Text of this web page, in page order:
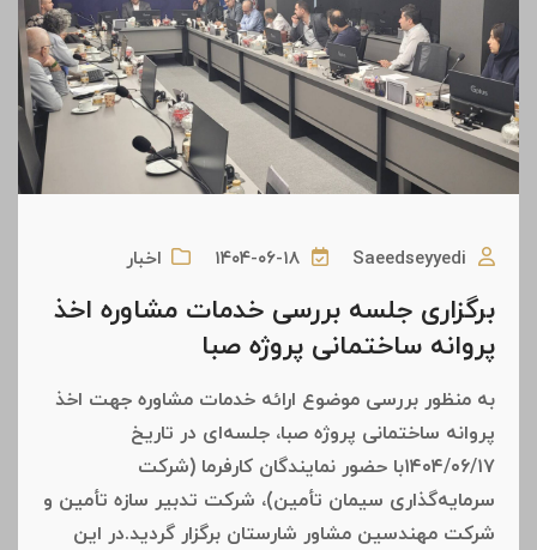
Saeedseyyedi ۱۴۰۴-۰۶-۱۸ اخبار
برگزاری جلسه بررسی خدمات مشاوره اخذ
پروانه ساختمانی پروژه صبا
به منظور بررسی موضوع ارائه خدمات مشاوره جهت اخذ
پروانه ساختمانی پروژه صبا، جلسه‌ای در تاریخ
۱۴۰۴/۰۶/۱۷با حضور نمایندگان کارفرما (شرکت
سرمایه‌گذاری سیمان تأمین)، شرکت تدبیر سازه تأمین و
شرکت مهندسین مشاور شارستان برگزار گردید.در این